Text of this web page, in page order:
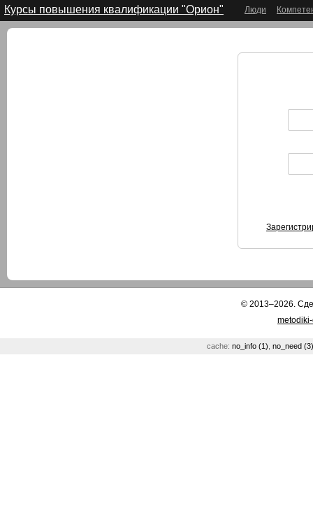
Курсы повышения квалификации "Орион" Люди
© 2013–2026.
cache: no_info (1) no_need (3)